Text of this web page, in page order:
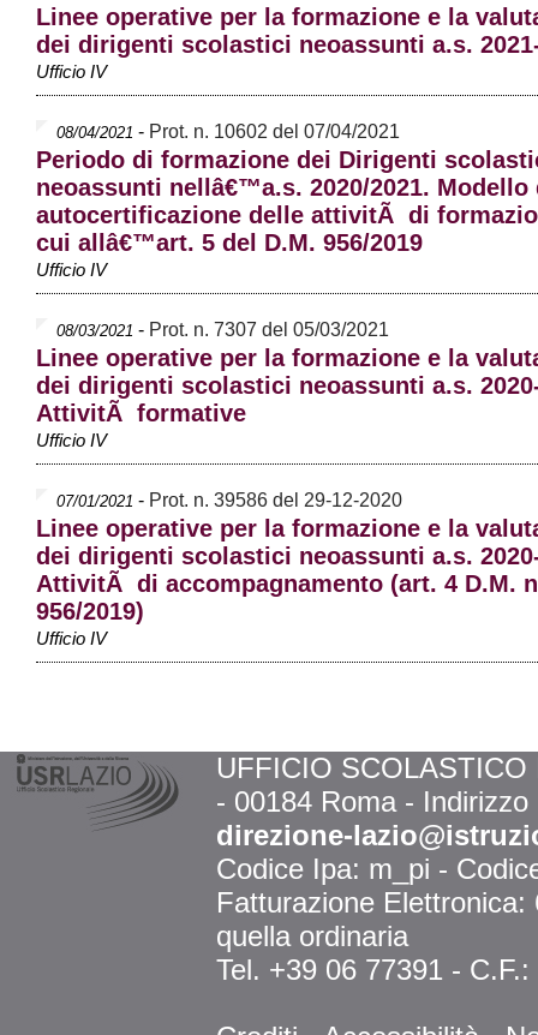
Linee operative per la formazione e la
dei dirigenti scolastici neoassunti a.s.
Ufficio IV
08/04/2021 - Prot. n. 10602 del 07/04/2021
Periodo di formazione dei Dirigenti
neoassunti nellâ€™a.s. 2020/2021. Modello
autocertificazione delle attivitÃ di
cui allâ€™art. 5 del D.M. 956/2019
Ufficio IV
08/03/2021 - Prot. n. 7307 del 05/03/2021
Linee operative per la formazione e la
dei dirigenti scolastici neoassunti a.s.
AttivitÃ formative
Ufficio IV
07/01/2021 - Prot. n. 39586 del 29-12-2020
Linee operative per la formazione e la
dei dirigenti scolastici neoassunti a.s.
AttivitÃ di accompagnamento (art. 4 D.M.
956/2019)
Ufficio IV
UFFICIO
- 00184 Roma -
direzione-
Codice Ipa: m_pi -
Fatturazione
quella ordinaria
Tel. +39 06 77391 -